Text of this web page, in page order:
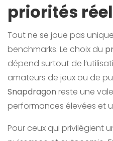
priorités
Tout ne se joue pas
benchmarks. Le choix du
dépend surtout de
amateurs de jeux ou de
Snapdragon reste une
performances élevées et
Pour ceux qui privilégient